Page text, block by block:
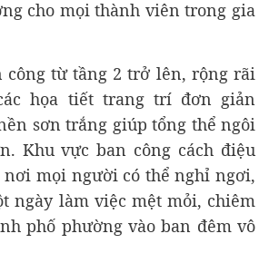
cho mọi thành viên trong gia
công từ tầng 2 trở lên, rộng rãi
họa tiết trang trí đơn giản
sơn trắng giúp tổng thể ngôi
Khu vực ban công cách điệu
mọi người có thể nghỉ ngơi,
ngày làm việc mệt mỏi, chiêm
phố phường vào ban đêm vô